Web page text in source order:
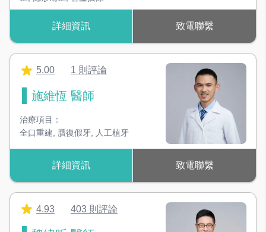
詳細資訊 致電聯繫
5.00 1 則評論
施維恆 醫師
治療項目：
全口重建
贋復假牙 人工植牙
詳細資訊 致電聯繫
4.93 403 則評論